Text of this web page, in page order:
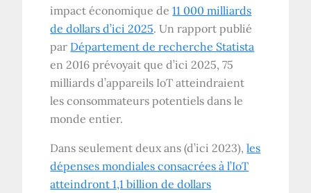
impact économique de11 000 milliards
de dollars d’ici 2025. Un rapport publié
par Département de recherche Statista
en 2016 prévoyait que d’ici 2025, 75
milliards d’appareils IoT atteindraient
les consommateurs potentiels dans le
monde entier.
Dans seulement deux ans (d’ici 2023),les
dépenses mondiales consacrées à l’IoT
atteindront 1,1 billion de dollars